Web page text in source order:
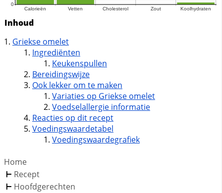
Inhoud
Griekse omelet
Ingrediënten
Keukenspullen
Bereidingswijze
Ook lekker om te maken
Variaties op Griekse omelet
Voedselallergie informatie
Reacties op dit recept
Voedingswaardetabel
Voedingswaardegrafiek
Home
Recept
Hoofdgerechten